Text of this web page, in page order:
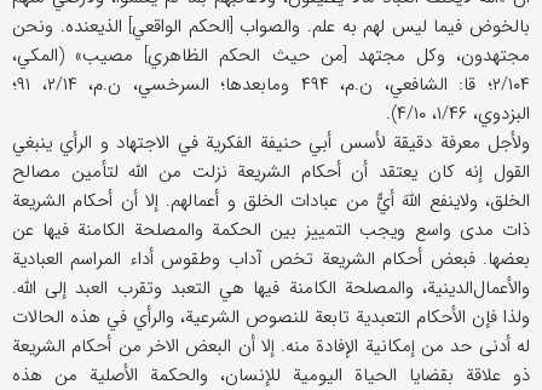
بالخوض فیما لیس لهم به علم. والصواب [الحکم الواقعي] الذيعنده. ونحن
مجتهدون، وکل مجتهد [من حیث الحکم الظاهري] مصیب» (المکي،
۲/۱۰۴؛ قا: الشافعي، ن.م، ۴۹۴ ومابعدها؛ السرخسي، ن.م، ۲/۱۴، ۹۱؛
البزدوي، ۱/۴۶، ۴/۱۰).
ولأجل معرفة دقیقة لأسس أبي حنیفة الفکریة في الاجتهاد و الرأي ینبغي
القول إنه کان یعتقد أن أحکام الشریعة نزلت من الله لتأمین مصالح
الخلق، ولاینفع اللهَ أيٌّ من عبادات الخلق و أعمالهم. إلا أن أحکام الشریعة
ذات مدی واسع ویجب التمییز بین الحکمة والمصلحة الکامنة فیها عن
بعضها. فبعض أحکام الشریعة تخص آداب وطقوس أداء المراسم العبادیة
والأعمال‌‌الدینیة، والمصلحة الکامنة فیها هي التعبد وتقرب العبد إلی الله.
ولذا فإن الأحکام التعبدیة تابعة للنصوص الشرعیة، والرأي في هذه الحالات
له أدنی حد من إمکانیة الإفادة منه. إلا أن البعض الاخر من أحکام الشریعة
ذو علاقة بقضایا الحیاة الیومیة للإنسان، والحکمة الأصلیة من هذه